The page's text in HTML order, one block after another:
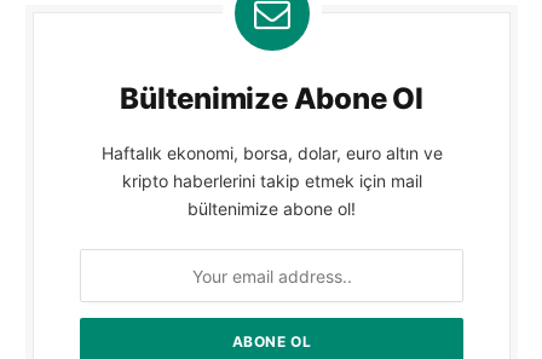
Bültenimize Abone Ol
Haftalık ekonomi, borsa, dolar, euro altın ve
kripto haberlerini takip etmek için mail
bültenimize abone ol!